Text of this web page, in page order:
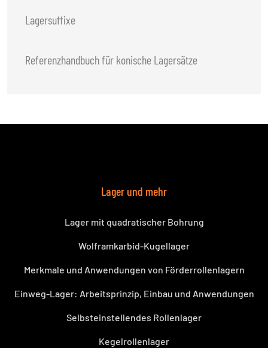
Lagersuffixe
Referenzhandbuch für konische Lagersätze
Lager und mehr
Lager mit quadratischer Bohrung
Wolframkarbid-Kugellager
Merkmale und Anwendungen von Förderrollenlagern
Einweg-Lager: Arbeitsprinzip, Einbau und Anwendungen
Selbsteinstellendes Rollenlager
Kegelrollenlager